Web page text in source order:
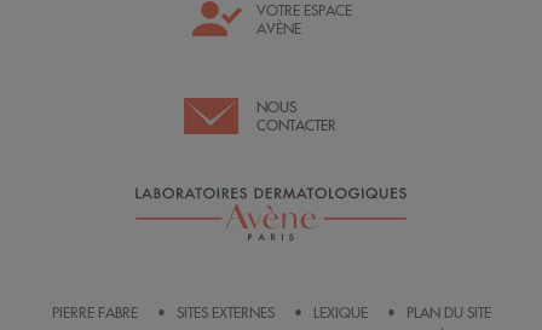
VOTRE ESPACE
AVÈNE
NOUS
CONTACTER
PIERRE FABRE SITES EXTERNES LEXIQUE
PLAN DU SITE